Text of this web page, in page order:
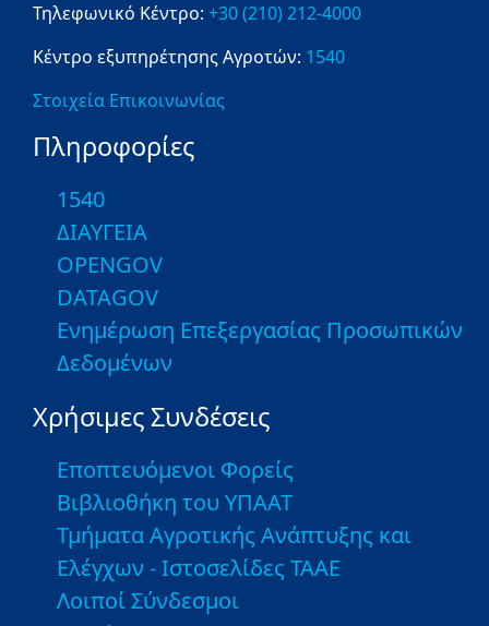
Τηλεφωνικό Κέντρο: +30 (210) 212-4000
Κέντρο εξυπηρέτησης Αγροτών: 1540
Στοιχεία Επικοινωνίας
Πληροφορίες
1540
ΔΙΑΥΓΕΙΑ
OPENGOV
DATAGOV
Ενημέρωση Επεξεργασίας Προσωπικών
Δεδομένων
Χρήσιμες Συνδέσεις
Εποπτευόμενοι Φορείς
Βιβλιοθήκη του ΥΠΑΑΤ
Τμήματα Αγροτικής Ανάπτυξης και
Ελέγχων - Ιστοσελίδες ΤΑΑΕ
Λοιποί Σύνδεσμοι